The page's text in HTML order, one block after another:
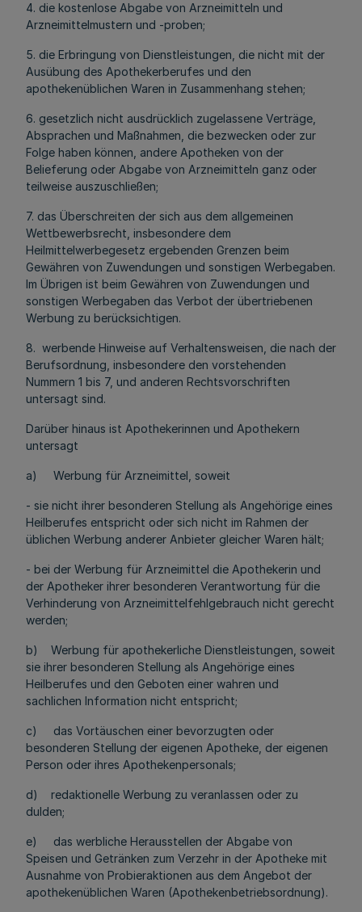
4. die kostenlose Abgabe von Arzneimitteln und
Arzneimittelmustern und -proben;
5. die Erbringung von Dienstleistungen, die nicht mit der
Ausübung des Apothekerberufes und den
apothekenüblichen Waren in Zusammenhang stehen;
6. gesetzlich nicht ausdrücklich zugelassene Verträge,
Absprachen und Maßnahmen, die bezwecken oder zur
Folge haben können, andere Apotheken von der
Belieferung oder Abgabe von Arzneimitteln ganz oder
teilweise auszuschließen;
7. das Überschreiten der sich aus dem allgemeinen
Wettbewerbsrecht, insbesondere dem
Heilmittelwerbegesetz ergebenden Grenzen beim
Gewähren von Zuwendungen und sonstigen Werbegaben.
Im Übrigen ist beim Gewähren von Zuwendungen und
sonstigen Werbegaben das Verbot der übertriebenen
Werbung zu berücksichtigen.
8. werbende Hinweise auf Verhaltensweisen, die nach der
Berufsordnung, insbesondere den vorstehenden
Nummern 1 bis 7, und anderen Rechtsvorschriften
untersagt sind.
Darüber hinaus ist Apothekerinnen und Apothekern
untersagt
a) Werbung für Arzneimittel, soweit
- sie nicht ihrer besonderen Stellung als Angehörige eines
Heilberufes entspricht oder sich nicht im Rahmen der
üblichen Werbung anderer Anbieter gleicher Waren hält;
- bei der Werbung für Arzneimittel die Apothekerin und
der Apotheker ihrer besonderen Verantwortung für die
Verhinderung von Arzneimittelfehlgebrauch nicht gerecht
werden;
b) Werbung für apothekerliche Dienstleistungen, soweit
sie ihrer besonderen Stellung als Angehörige eines
Heilberufes und den Geboten einer wahren und
sachlichen Information nicht entspricht;
c) das Vortäuschen einer bevorzugten oder
besonderen Stellung der eigenen Apotheke, der eigenen
Person oder ihres Apothekenpersonals;
d) redaktionelle Werbung zu veranlassen oder zu
dulden;
e) das werbliche Herausstellen der Abgabe von
Speisen und Getränken zum Verzehr in der Apotheke mit
Ausnahme von Probieraktionen aus dem Angebot der
apothekenüblichen Waren (Apothekenbetriebsordnung).